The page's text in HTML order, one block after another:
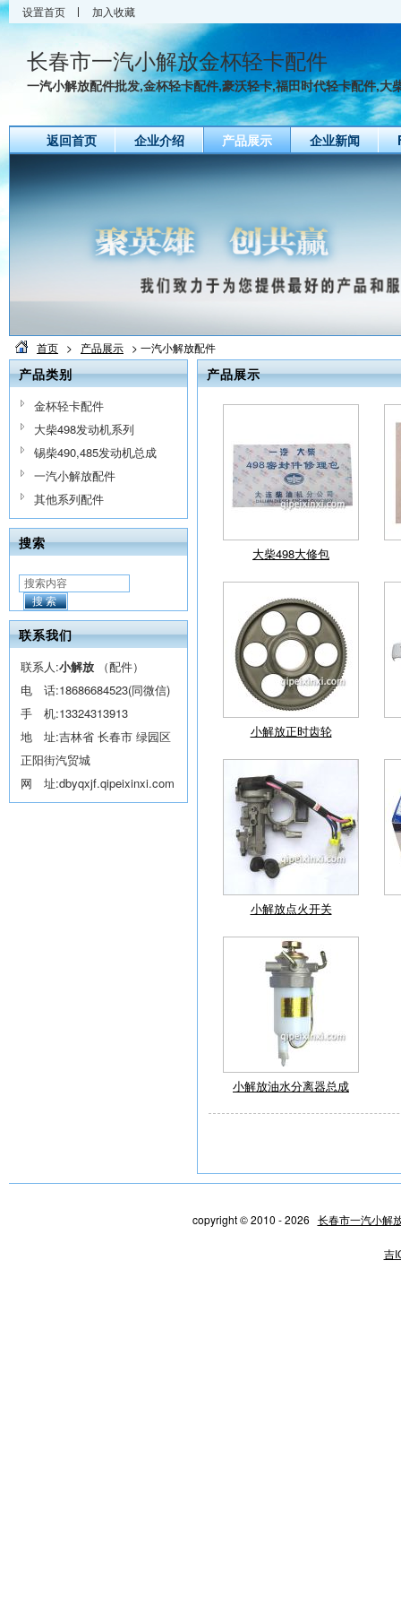
设置首页 加入收藏
长春市一汽小解放金杯轻卡配件
一汽小解放配件批发,金杯轻卡配件,豪沃轻卡,福田时代轻卡配件,大
返回首页 企业介绍 产品展示 企业新闻
首页 > 产品展示 > 一汽小解放配件
产品类别
金杯轻卡配件
大柴498发动机系列
锡柴490,485发动机总成
一汽小解放配件
其他系列配件
搜索
搜索
联系我们
联系人:小解放 （配件）
电 话:18686684523(同微信)
手 机:13324313913
地 址:吉林省 长春市 绿园区
正阳街汽贸城
网 址:dbyqxjf.qipeixinxi.com
产品展示
大柴498大修包
小解放正时齿轮
小解放点火开关
小解放油水分离器总成
copyright © 2010 - 2026 长春市一汽小解
吉